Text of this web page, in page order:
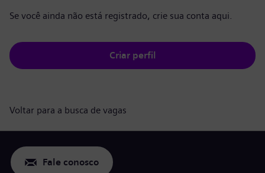
Se você ainda não está registrado, crie sua conta aqui.
Criar perfil
Voltar para a busca de vagas
Fale conosco